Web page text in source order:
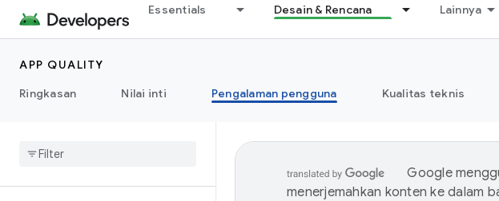
Essentials Desain & Rencana Lainnya
APP QUALITY
Ringkasan
Nilai inti Pengalaman pengguna Kualitas teknis
Google
menerjemahkan konten ke dalam